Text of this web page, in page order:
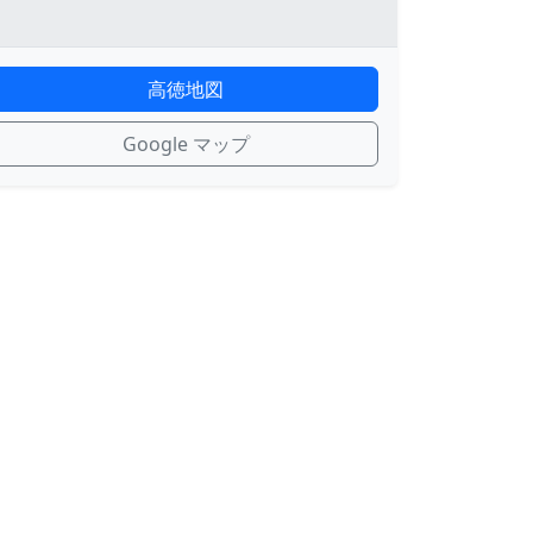
高徳地図
Google マップ